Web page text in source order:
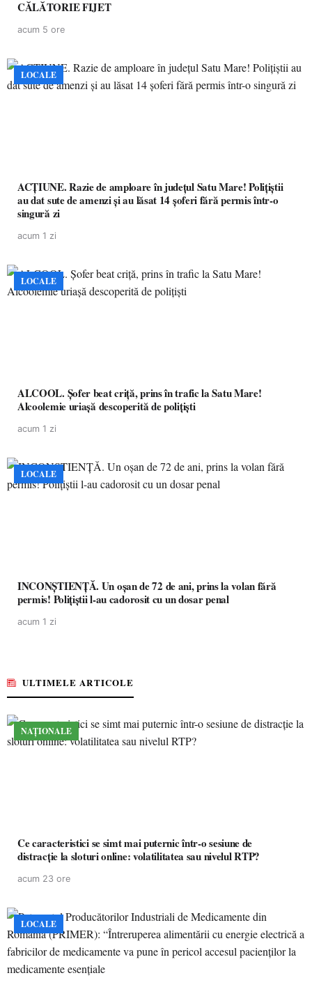
CĂLĂTORIE FIJET
acum 5 ore
LOCALE
ACȚIUNE. Razie de amploare în județul Satu Mare! Polițiștii
au dat sute de amenzi și au lăsat 14 șoferi fără permis într-o
singură zi
acum 1 zi
LOCALE
ALCOOL. Șofer beat criță, prins în trafic la Satu Mare!
Alcoolemie uriașă descoperită de polițiști
acum 1 zi
LOCALE
INCONȘTIENȚĂ. Un oșan de 72 de ani, prins la volan fără
permis! Polițiștii l-au cadorosit cu un dosar penal
acum 1 zi
ULTIMELE ARTICOLE
NAȚIONALE
Ce caracteristici se simt mai puternic într-o sesiune de
distracție la sloturi online: volatilitatea sau nivelul RTP?
acum 23 ore
LOCALE